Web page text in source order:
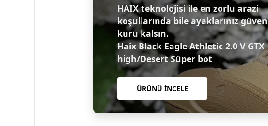
HAIX teknolojisi ile en zorlu arazi
koşullarında bile ayaklarınız
kuru kalsın.
Haix Black Eagle Athletic 2.0 V GTX
high/Desert Süper bot
ÜRÜNÜ İNCELE